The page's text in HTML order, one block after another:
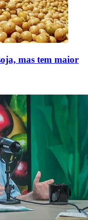
mas tem maior